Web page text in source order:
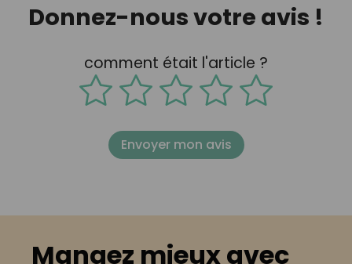
Donnez-nous votre avis !
comment était l'article ?
Envoyer mon avis
Mangez mieux avec